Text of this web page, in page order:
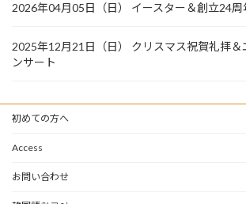
2026年04月05日（日） イースター＆創立24
2025年12月21日（日） クリスマス祝賀礼拝＆
ンサート
初めての方へ
Access
お問い合わせ